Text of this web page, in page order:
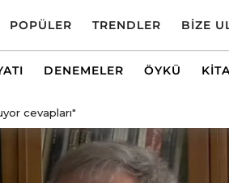
POPÜLER TRENDLER BIZE
DENEMELER ÖYKÜ
cevapları"